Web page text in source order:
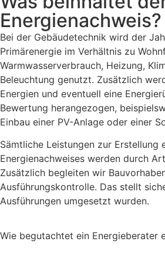
Energienachweis?
Bei der Gebäudetechnik wird der
Primärenergie im Verhältnis zu
Warmwasserverbrauch, Heizung,
Beleuchtung genutzt. Zusätzlich
Energien und eventuell eine
Bewertung herangezogen,
Einbau einer PV-Anlage oder einer
Sämtliche Leistungen zur Erstellung
Energienachweises werden durch
Zusätzlich begleiten wir
Ausführungskontrolle. Das stellt
Ausführungen umgesetzt wurden.
Wie begutachtet ein Energieberater